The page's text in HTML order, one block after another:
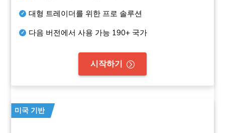
대형 트레이더를 위한 프로 솔루션
다음 버전에서 사용 가능 190+ 국가
시작하기
미국 기반